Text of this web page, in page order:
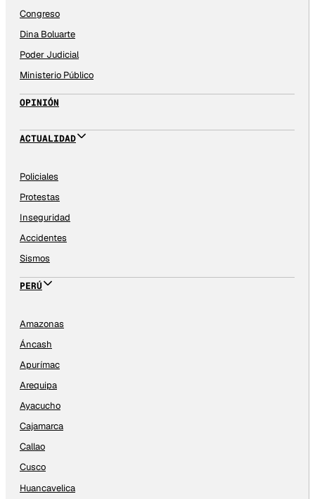
Congreso
Dina Boluarte
Poder Judicial
Ministerio Público
OPINIÓN
ACTUALIDAD
Policiales
Protestas
Inseguridad
Accidentes
Sismos
PERÚ
Amazonas
Áncash
Apurímac
Arequipa
Ayacucho
Cajamarca
Callao
Cusco
Huancavelica